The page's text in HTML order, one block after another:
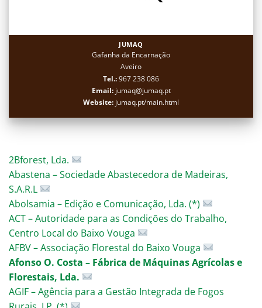
JUMAQ
Gafanha da Encarnação
Aveiro
Tel.:967 238 086
Email:jumaq@jumaq.pt
Website: jumaq.pt/main.html
2Bforest, Lda.
Abastena – Sociedade Abastecedora de Madeiras,
S.A.R.L
Abolsamia – Edição e Comunicação, Lda. (*)
ACT – Autoridade para as Condições do Trabalho,
Centro Local do Baixo Vouga
AFBV – Associação Florestal do Baixo Vouga
Afonso O. Costa – Fábrica de Máquinas Agrícolas e
Florestais, Lda.
AGIF – Agência para a Gestão Integrada de Fogos